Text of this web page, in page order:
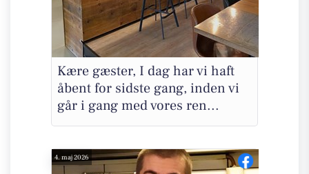
Kære gæster, I dag har vi haft
åbent for sidste gang, inden vi
går i gang med vores ren...
4. maj 2026